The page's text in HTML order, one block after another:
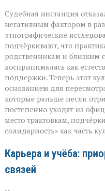
Судебная инстанция
негативным фактором в
этнографические
подчёркивают, что
родственникам и близким
воспринималась как
поддержки. Теперь этот
основанием для
которые раньше несли
постепенно уходят из
место трактовкам,
солидарность» как часть
Карьера и учёба:
связей